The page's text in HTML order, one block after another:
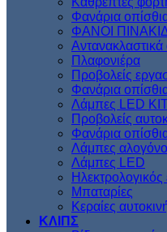
Φανάρια
ΦΑΝΟΙ
Aντανακλαστικά
Πλαφονιέρα
Προβολείς
Φανάρια
Λάμπες LED
Προβολείς
Φανάρια
Λάμπες
Λάμπες LED
Μπαταρίες
Κεραίες
ΚΛΙΠΣ